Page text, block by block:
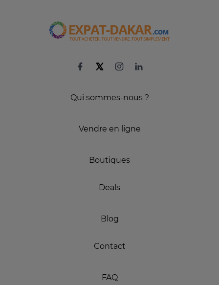
Qui sommes-nous ?
Vendre en ligne
Boutiques
Deals
Blog
Contact
FAQ